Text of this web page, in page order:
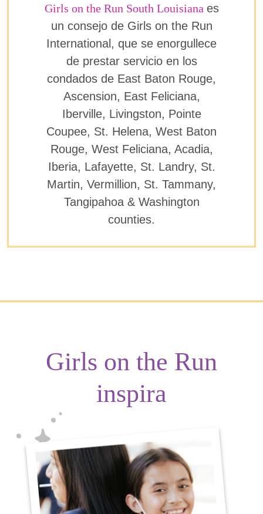
Girls on the Run South Louisiana es
un consejo de Girls on the Run
International, que se enorgullece
de prestar servicio en los
condados de East Baton Rouge,
Ascension, East Feliciana,
Iberville, Livingston, Pointe
Coupee, St. Helena, West Baton
Rouge, West Feliciana, Acadia,
Iberia, Lafayette, St. Landry, St.
Martin, Vermillion, St. Tammany,
Tangipahoa & Washington
counties.
Girls on the Run
inspira